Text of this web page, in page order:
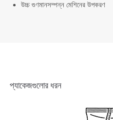
উচ্চ গুণমানসম্পন্ন মেশিনের উপকরণ
প্যাকেজগুলোর ধরন